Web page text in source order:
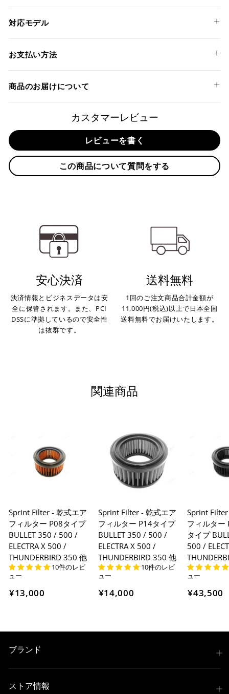
る
対応モデル
ROYAL ENFIELD
BULLET 350 '98-07
BULLET 500 '98-07
THUNDERBIRD 350 '03-08
お支払い方法
クレジットカード
上記クレジットカードをご利用頂けます。
分割払い、リボ払い、3Dセキュア対応カードをご利用の
際は、『クレジットカード決済(3Dセキュア) - SBPS』を
ご選択ください。
・リボ払い
※ 分割払い、リボ払いは決済金額が税込10,000円以上の
※ American Expressでの分割払いのご利用には、事前
にご利用のカード会社へお申込・審査が必要となりま
す。
※ Diners Clubは分割払い非対応のため、一括払い・リ
ボ払いのみご利用頂けます。
※ 手数料、利息はご利用のカード会社の定めによります
楽天ポイントが貯まる・使える！「簡単」「あんしん」
「お得」な楽天ペイをご利用ください。
※ 楽天ポイントが貯まるのは楽天カード・楽天ポイン
ト・楽天ペイ残高でのお支払いに限ります。
Visa、Mastercard、JCBのみです。
キャッシュレス決済
上記キャッシュレス決済アカウントからご希望のお支払
必要です。
商品のお届けについて
商品発送までの日数について
ご希望商品の在庫状況により異なります。 詳しくは該当商品
ページよりご希望のカラー、材質等(オプションがある場合)を
選択後に表示される納期をご確認ください。
国内在庫ありの場合
入金確認が完了いたしましたら即日発送いたします。
・お取り寄せ商品等を一緒にご注文の場合は、基本的にはお
取り寄せ商品が揃ってからの発送になります。別で発送をご
ます。
お取り寄せの場合
・商品ページの納期はあくまで目安になりますので、納期が
早まる場合もございます。
１回のご注文で商品代金合計が¥11,000(税込）以上の場合
ヤマト運輸になります。 配送会社の指定はできかねます。
カスタマーレビュー
レビューを書く
この商品について質問をする
安心決済
決済情報とビジネスデータは安
全に保管されます。また、PCI
DSSに準拠しているので安全性
は抜群です。
送料無料
1回のご注文商品合計金額が
11,000円(税込)以上で日本全国
送料無料でお届けいたします。
関連商品
Sprint Filter - 乾式エア
フィルター P08タイプ
BULLET 350 / 500 /
ELECTRA X 500 /
THUNDERBIRD 350 他
10件のレビ
ュー
¥13,000
Sprint Filter - 乾式エア
フィルター P14タイプ
BULLET 350 / 500 /
ELECTRA X 500 /
THUNDERBIRD 350 他
10件のレビ
ュー
¥14,000
Sprint
フィルター
タイプ
500 /
ュー
¥43,500
ブランド
ストア情報